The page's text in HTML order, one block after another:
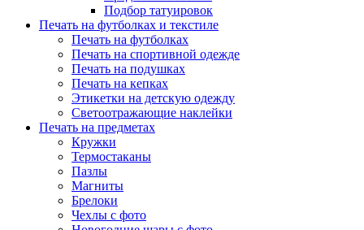
Подбор татуировок
Печать на футболках и текстиле
Печать на футболках
Печать на спортивной одежде
Печать на подушках
Печать на кепках
Этикетки на детскую одежду
Светоотражающие наклейки
Печать на предметах
Кружки
Термостаканы
Пазлы
Магниты
Брелоки
Чехлы с фото